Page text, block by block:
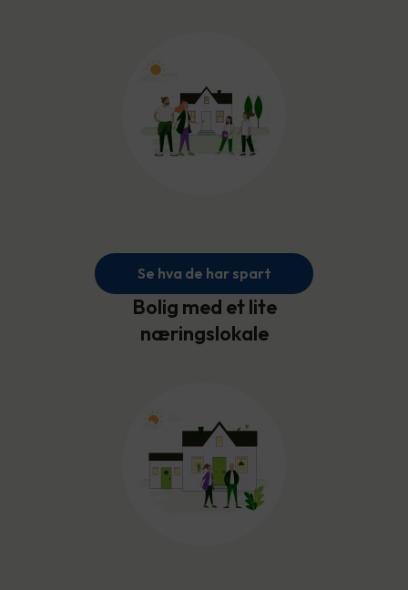
Se hva de har spart
Bolig med et lite
næringslokale